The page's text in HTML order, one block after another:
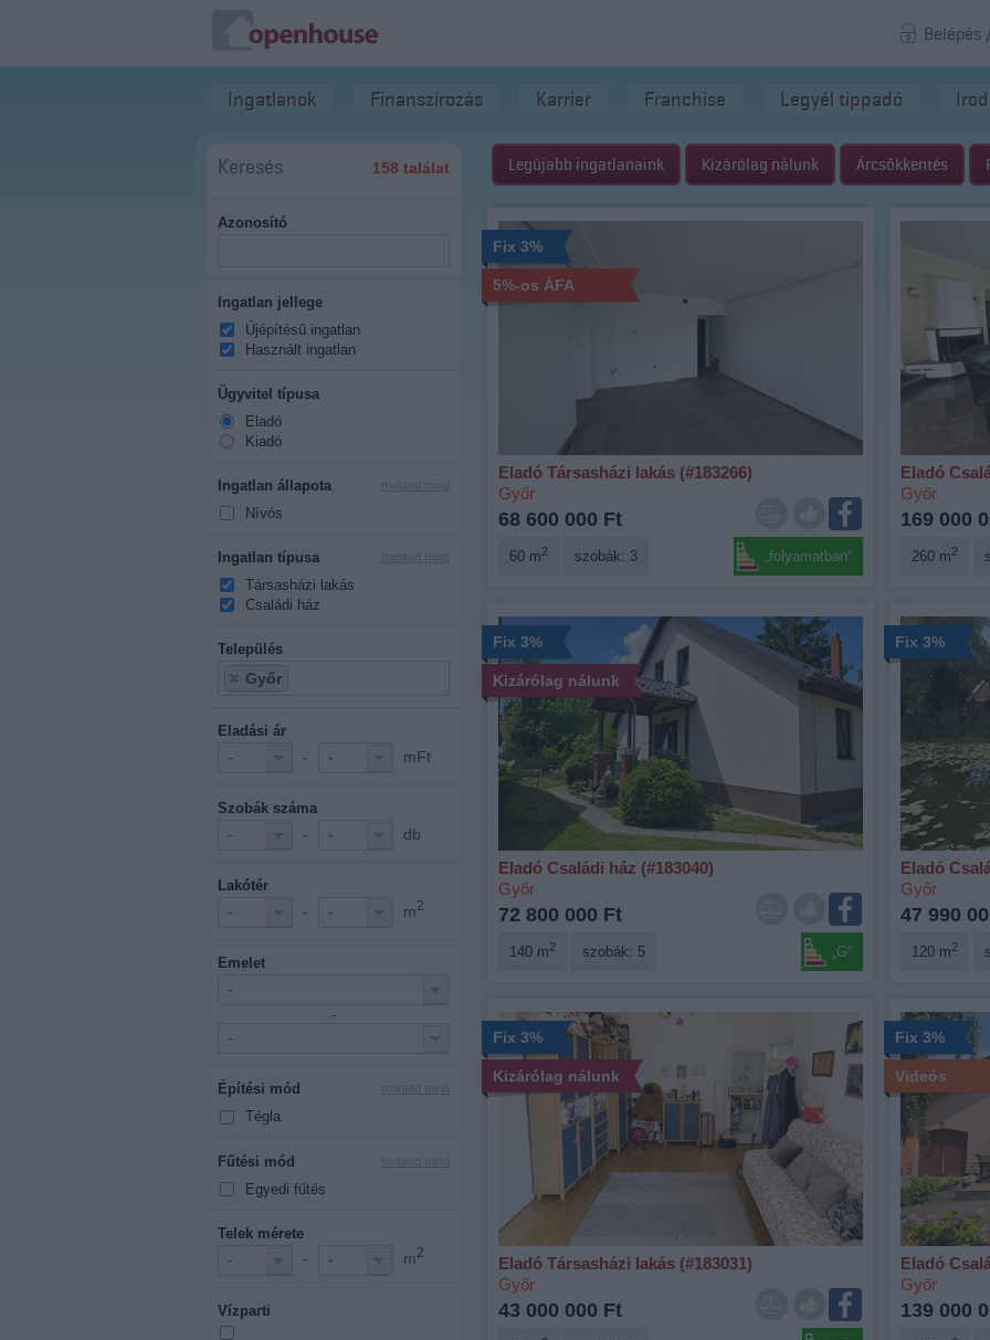
Belépés
Ingatlanok Finanszírozás Karrier Franchise Legyél tippadó
Keresés 158 találat
Azonosító
Ingatlan jellege
Újépítésű ingatlan
Használt ingatlan
Ügyvitel típusa
Eladó
Kiadó
Ingatlan állapota
Nívós
Ingatlan típusa
Társasházi lakás
Családi ház
Település
Győr
Eladási ár
- - - mFt
Szobák száma
- - - db
Lakótér
- - - m2
Emelet
-
-
-
Építési mód
Tégla
Fűtési mód
Egyedi fűtés
Telek mérete
- - - m2
Vízparti
Legújabb ingatlanaink Kizárólag nálunk Árcsökkentés
Fix 3%
5%-os ÁFA
Eladó Társasházi lakás (#183266)
Győr
68 600 000 Ft
60 m2 szobák: 3 „folyamatban“
Eladó
Győr
169 000
260 m2
Fix 3%
Kizárólag nálunk
Eladó Családi ház (#183040)
Győr
72 800 000 Ft
140 m2 szobák: 5 „G“
Fix 3%
Eladó
Győr
47 990
120 m2
Fix 3%
Kizárólag nálunk
Eladó Társasházi lakás (#183031)
Győr
43 000 000 Ft
Fix 3%
Videós
Eladó
Győr
139 000